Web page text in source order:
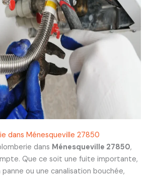
dans Ménesqueville 27850
dans Ménesqueville 27850,
Que ce soit une fuite importante,
ou une canalisation bouchée,